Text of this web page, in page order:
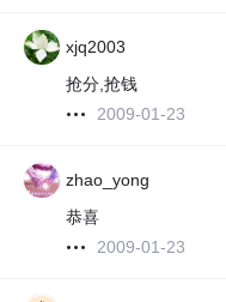
xjq2003
抢分,抢钱
2009-01-23
zhao_yong
恭喜
2009-01-23